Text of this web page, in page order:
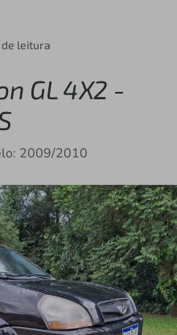
de leitura
GL 4X2 -
2009/2010